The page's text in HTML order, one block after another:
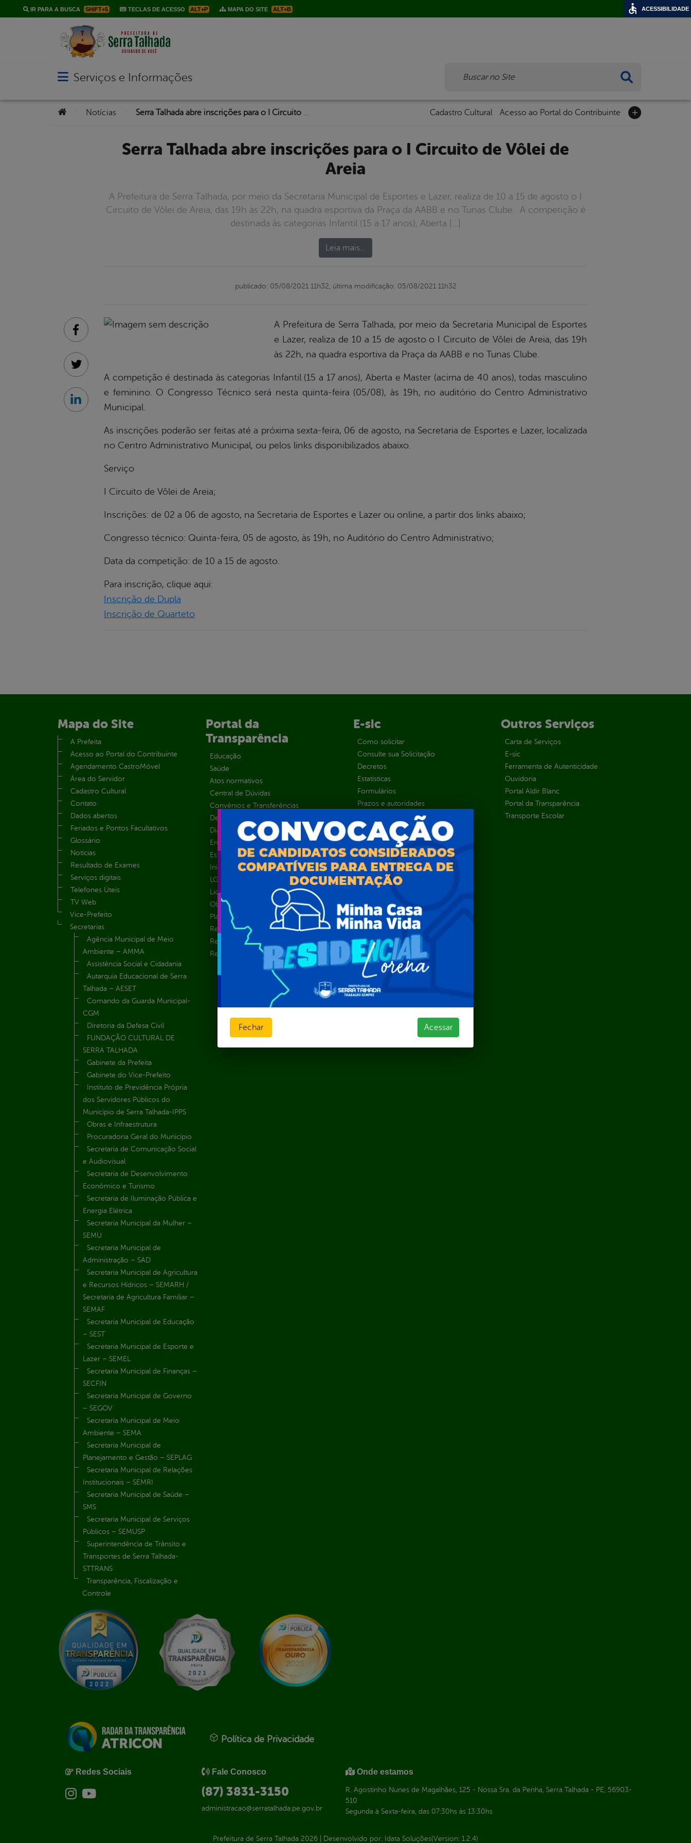
IR PARA A BUSCA SHIFT+5 TECLAS DE ACESSO ALT+P MAPA DO SITE ALT+B
Abrir menu principal de navegação
Serviços e Informações
Você está aqui:
Notícias Cadastro Cultural Acesso ao Portal do Contribuinte
Serra Talhada abre inscrições para o I Circuito de Vôlei de
Areia
A Prefeitura de Serra Talhada, por meio da Secretaria Municipal de Esportes e Lazer, realiza de 10 a 15 de agosto o I
Circuito de Vôlei de Areia, das 19h às 22h, na quadra esportiva da Praça da AABB e no Tunas Clube. A competição é
destinada às categorias Infantil (15 a 17 anos), Aberta […]
Leia mais…
publicado: 05/08/2021 11h32, última modificação: 05/08/2021 11h32
A Prefeitura de Serra Talhada, por meio da Secretaria Municipal de Esportes
e Lazer, realiza de 10 a 15 de agosto o I Circuito de Vôlei de Areia, das 19h
às 22h, na quadra esportiva da Praça da AABB e no Tunas Clube.
A competição é destinada às categorias Infantil (15 a 17 anos), Aberta e Master (acima de 40 anos), todas masculino
e feminino. O Congresso Técnico será nesta quinta-feira (05/08), às 19h, no auditório do Centro Administrativo
Municipal.
As inscrições poderão ser feitas até a próxima sexta-feira, 06 de agosto, na Secretaria de Esportes e Lazer, localizada
no Centro Administrativo Municipal, ou pelos links disponibilizados abaixo.
Serviço
I Circuito de Vôlei de Areia;
Inscrições: de 02 a 06 de agosto, na Secretaria de Esportes e Lazer ou online, a partir dos links abaixo;
Congresso técnico: Quinta-feira, 05 de agosto, às 19h, no Auditório do Centro Administrativo;
Data da competição: de 10 a 15 de agosto.
Para inscrição, clique aqui:
Inscrição de Dupla
Inscrição de Quarteto
Facebook
Twitter
Linkedin
Mapa do Site
A Prefeita
Acesso ao Portal do Contribuinte
Agendamento CastroMóvel
Área do Servidor
Cadastro Cultural
Contato
Dados abertos
Feriados e Pontos Facultativos
Glossário
Notícias
Resultado de Exames
Serviços digitais
Telefones Úteis
TV Web
Vice-Prefeito
Secretarias
Agência Municipal de Meio
Ambiente – AMMA
Assistência Social e Cidadania
Autarquia Educacional de Serra
Talhada – AESET
Comando da Guarda Municipal-
CGM
Diretoria da Defesa Civil
FUNDAÇÃO CULTURAL DE
SERRA TALHADA
Gabinete da Prefeita
Gabinete do Vice-Prefeito
Instituto de Previdência Própria
dos Servidores Públicos do
Município de Serra Talhada-IPPS
Obras e Infraestrutura
Procuradoria Geral do Município
Secretaria de Comunicação Social
e Audiovisual
Secretaria de Desenvolvimento
Econômico e Turismo
Secretaria de Iluminação Pública e
Energia Elétrica
Secretaria Municipal da Mulher –
SEMU
Secretaria Municipal de
Administração – SAD
Secretaria Municipal de Agricultura
e Recursos Hídricos – SEMARH /
Secretaria de Agricultura Familiar –
SEMAF
Secretaria Municipal de Educação
– SEST
Secretaria Municipal de Esporte e
Lazer – SEMEL
Secretaria Municipal de Finanças –
SECFIN
Secretaria Municipal de Governo
– SEGOV
Secretaria Municipal de Meio
Ambiente – SEMA
Secretaria Municipal de
Planejamento e Gestão – SEPLAG
Secretaria Municipal de Relações
Institucionais – SEMRI
Secretaria Municipal de Saúde –
SMS
Secretaria Municipal de Serviços
Públicos – SEMUSP
Superintendência de Trânsito e
Transportes de Serra Talhada-
STTRANS
Transparência, Fiscalização e
Controle
Portal da
Transparência
Educação
Saúde
Atos normativos
Central de Dúvidas
Convênios e Transferências
Despesas
Diárias
Emendas parlamentares
Estrutura Organizacional
Inicio
LGPD e Governo Digital
Licitações e Contratos
Obras Públicas
Planejamento e Prestação de Contas
Receitas
Recursos Humanos
Renúncias de Receitas
E-sic
Como solicitar
Consulte sua Solicitação
Decretos
Estatísticas
Formulários
Prazos e autoridades
Solicitar Recurso
Solicitar um pedido
Outros Serviços
Carta de Serviços
E-sic
Ferramenta de Autenticidade
Ouvidoria
Portal Aldir Blanc
Portal da Transparência
Transporte Escolar
Política de Privacidade
Redes Sociais Fale Conosco
(87) 3831-3150
administracao@serratalhada.pe.gov.br
Onde estamos
R. Agostinho Nunes de Magalhães, 125 - Nossa Sra. da Penha, Serra Talhada - PE, 56903-
510
Segunda à Sexta-feira, das 07:30hs às 13:30hs
Prefeitura de Serra Talhada 2026 Desenvolvido por: Idata Soluções(Version: 1.2.4)
Fechar Acessar
ACESSIBILIDADE